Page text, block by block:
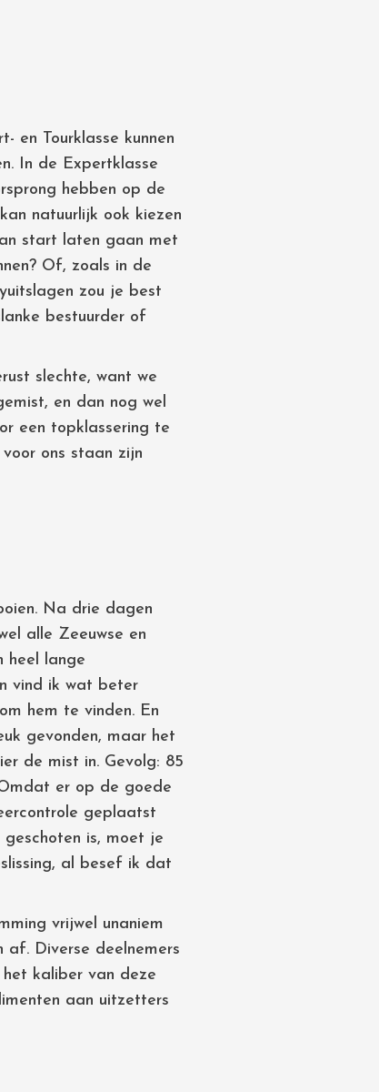
en Tourklasse kunnen
In de Expertklasse
hebben op de
natuurlijk ook kiezen
start laten gaan met
Of, zoals in de
zou je best
bestuurder of
slechte, want we
en dan nog wel
een topklassering te
ons staan zijn
Na drie dagen
alle Zeeuwse en
heel lange
vind ik wat beter
hem te vinden. En
gevonden, maar het
de mist in. Gevolg: 85
er op de goede
geplaatst
is, moet je
al besef ik dat
vrijwel unaniem
Diverse deelnemers
kaliber van deze
aan uitzetters